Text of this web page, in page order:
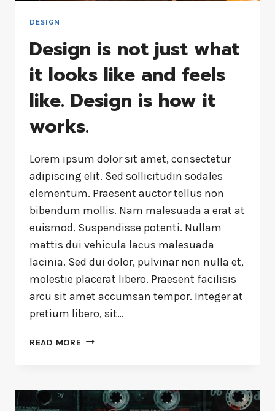
DESIGN
Design is not just what
it looks like and feels
like. Design is how it
works.
Lorem ipsum dolor sit amet, consectetur
adipiscing elit. Sed sollicitudin sodales
elementum. Praesent auctor tellus non
bibendum mollis. Nam malesuada a erat at
euismod. Suspendisse potenti. Nullam
mattis dui vehicula lacus malesuada
lacinia. Sed dui dolor, pulvinar non nulla et,
molestie placerat libero. Praesent facilisis
arcu sit amet accumsan tempor. Integer at
pretium libero, sit…
READ MORE